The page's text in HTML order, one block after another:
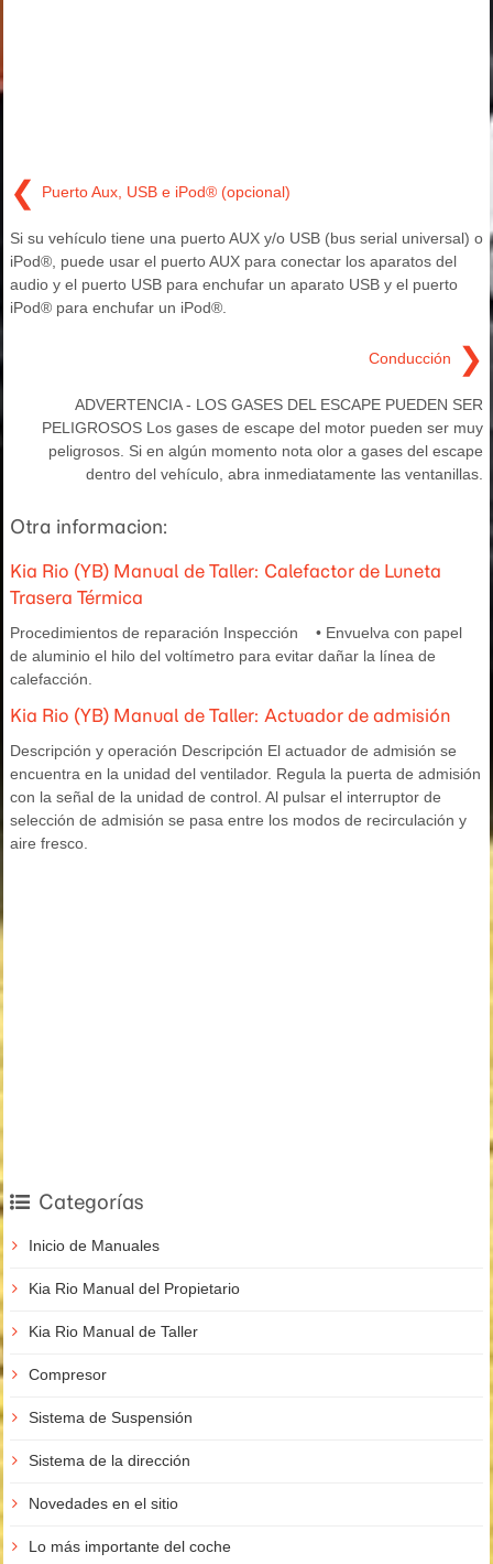
❮ Puerto Aux, USB e iPod® (opcional)
Si su vehículo tiene una puerto AUX y/o USB (bus serial universal) o
iPod®, puede usar el puerto AUX para conectar los aparatos del
audio y el puerto USB para enchufar un aparato USB y el puerto
iPod® para enchufar un iPod®.
Conducción ❯
ADVERTENCIA - LOS GASES DEL ESCAPE PUEDEN SER
PELIGROSOS Los gases de escape del motor pueden ser muy
peligrosos. Si en algún momento nota olor a gases del escape
dentro del vehículo, abra inmediatamente las ventanillas.
Otra informacion:
Kia Rio (YB) Manual de Taller: Calefactor de Luneta
Trasera Térmica
Procedimientos de reparación Inspección • Envuelva con papel
de aluminio el hilo del voltímetro para evitar dañar la línea de
calefacción.
Kia Rio (YB) Manual de Taller: Actuador de admisión
Descripción y operación Descripción El actuador de admisión se
encuentra en la unidad del ventilador. Regula la puerta de admisión
con la señal de la unidad de control. Al pulsar el interruptor de
selección de admisión se pasa entre los modos de recirculación y
aire fresco.
Categorías
Inicio de Manuales
Kia Rio Manual del Propietario
Kia Rio Manual de Taller
Compresor
Sistema de Suspensión
Sistema de la dirección
Novedades en el sitio
Lo más importante del coche